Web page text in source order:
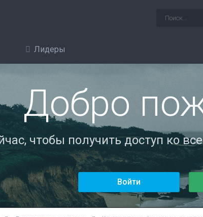
Лидеры
Добро
чтобы получить доступ ко
Войти